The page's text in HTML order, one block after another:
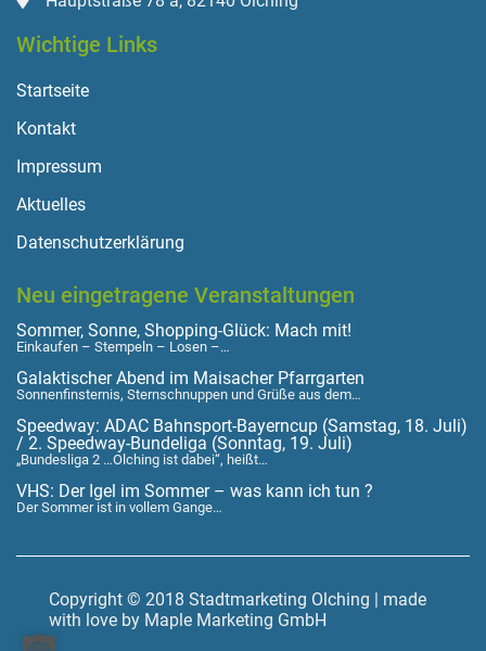
Wichtige Links
Startseite
Kontakt
Impressum
Aktuelles
Datenschutzerklärung
Neu eingetragene Veranstaltungen
Sommer, Sonne, Shopping-Glück: Mach mit!
Einkaufen – Stempeln – Losen –…
Galaktischer Abend im Maisacher Pfarrgarten
Sonnenfinsternis, Sternschnuppen und Grüße aus dem…
Speedway: ADAC Bahnsport-Bayerncup (Samstag, 18. Juli)
/ 2. Speedway-Bundeliga (Sonntag, 19. Juli)
„Bundesliga 2 …Olching ist dabei“, heißt…
VHS: Der Igel im Sommer – was kann ich tun ?
Der Sommer ist in vollem Gange…
Copyright © 2018 Stadtmarketing Olching | made
with love by Maple Marketing GmbH